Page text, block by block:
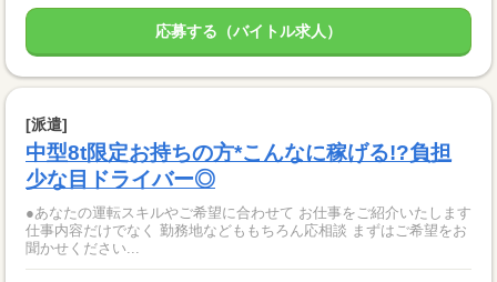
応募する（バイトル求人）
[派遣]
中型8t限定お持ちの方*こんなに稼げる!?負担
少な目ドライバー◎
●あなたの運転スキルやご希望に合わせて お仕事をご紹介いたします
仕事内容だけでなく 勤務地などももちろん応相談 まずはご希望をお
聞かせください...